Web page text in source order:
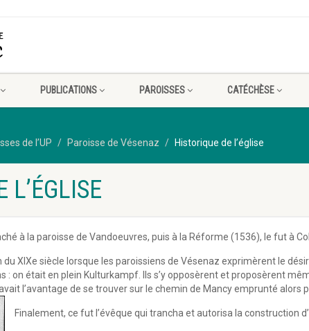
PUBLICATIONS PAROISSES CATÉCHÈSE
de l’UP Paroisse de Vésenaz Historique de l’église
L’ÉGLISE
à la paroisse de Vandoeuvres, puis à la Réforme (1536), le fut à
XIXe siècle lorsque les paroissiens de Vésenaz exprimèrent le
: on était en plein Kulturkampf. Ils s’y opposèrent et proposèrent
l’avantage de se trouver sur le chemin de Mancy emprunté alors
Finalement, ce fut l’évêque qui trancha et autorisa la construction